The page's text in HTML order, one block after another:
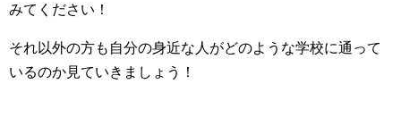
みてください！
それ以外の方も自分の身近な人がどのような学校に通って
いるのか見ていきましょう！